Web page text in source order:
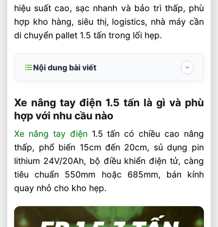
hiệu suất cao, sạc nhanh và bảo trì thấp, phù
hợp kho hàng, siêu thị, logistics, nhà máy cần
di chuyển pallet 1.5 tấn trong lối hẹp.
Nội dung bài viết
với nhu cầu nào
Các thông số kỹ thuật cần kiểm tra trước
khi mua
Vì sao xe nâng tay điện 1.5 tấn giúp tiết
kiệm chi phí vận hành
Những yếu tố ảnh hưởng trực tiếp đến
tổng chi phí sở hữu
Kinh nghiệm chọn xe phù hợp cho từng
môi trường làm việc
Xe nâng tay điện 1.5 tấn là gì và phù
hợp với nhu cầu nào
Xe nâng tay điện 1.5 tấn có chiều cao nâng
thấp, phổ biến 15cm đến 20cm, sủ dụng pin
lithium 24V/20Ah, bộ điều khiển điện tử, càng
tiêu chuẩn 550mm hoặc 685mm, bán kính
quay nhỏ cho kho hẹp.